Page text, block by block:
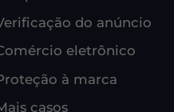
do anúncio
eletrônico
à marca
casos